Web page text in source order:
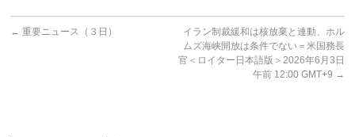
← 重要ニュース（３日）
イラン制裁緩和は核放棄と連動、ホル
ムズ海峡開放は条件でない＝米国務長
官＜ロイター日本語版＞2026年6月3日
午前 12:00 GMT+9 →